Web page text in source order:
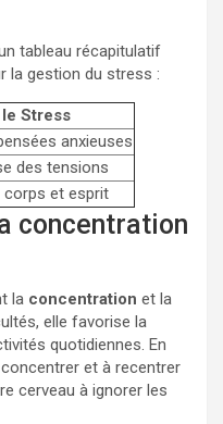
tableau récapitulatif
la gestion du stress :
Stress
anxieuses
des tensions
corps et esprit
concentration
la concentration et la
elle favorise la
quotidiennes. En
et à recentrer
cerveau à ignorer les